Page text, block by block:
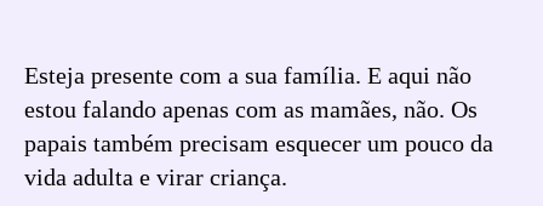
Esteja presente com a sua família. E aqui não
estou falando apenas com as mamães, não. Os
papais também precisam esquecer um pouco da
vida adulta e virar criança.